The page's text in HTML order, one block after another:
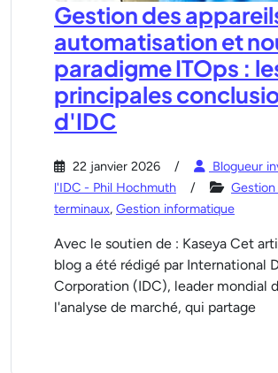
Gestion des
automatisation et
paradigme ITOps :
principales
d'IDC
22 janvier 2026
Blogueur
l'IDC - Phil Hochmuth
Gestion
terminaux, Gestion informatique
Avec le soutien de : Kaseya Cet
blog a été rédigé par International
Corporation (IDC), leader mondial
l'analyse de marché, qui partage